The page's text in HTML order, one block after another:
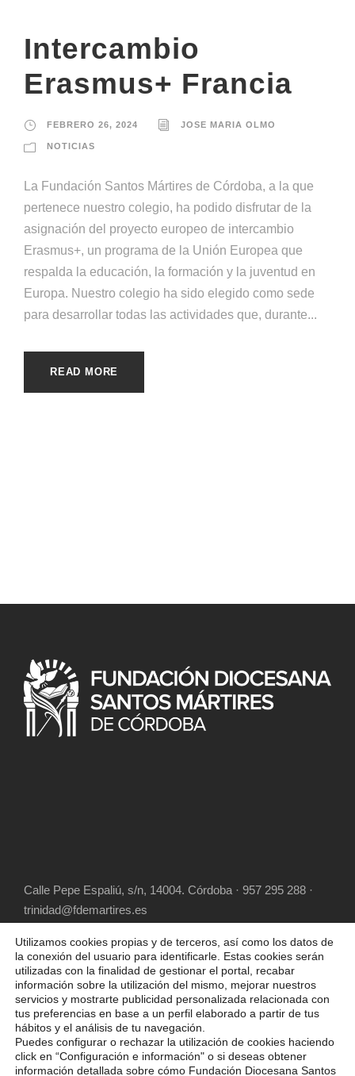
Intercambio
Erasmus+ Francia
FEBRERO 26, 2024 JOSE MARIA OLMO
NOTICIAS
La Fundación Santos Mártires de Córdoba, a la que
pertenece nuestro colegio, ha podido disfrutar de la
asignación del proyecto europeo de intercambio
Erasmus+, un programa de la Unión Europea que
respalda la educación, la formación y la juventud en
Europa. Nuestro colegio ha sido elegido como sede
para desarrollar todas las actividades que, durante...
READ MORE
Calle Pepe Espaliú, s/n, 14004. Córdoba · 957 295 288 ·
trinidad@fdemartires.es
COPYRIGHT 2025 FUNDACIÓN DIOCESANA
SANTOS MÁRTIRES, ALL RIGHT RESERVED
Utilizamos cookies propias y de terceros, así como los datos de
la conexión del usuario para identificarle. Estas cookies serán
utilizadas con la finalidad de gestionar el portal, recabar
información sobre la utilización del mismo, mejorar nuestros
servicios y mostrarte publicidad personalizada relacionada con
tus preferencias en base a un perfil elaborado a partir de tus
hábitos y el análisis de tu navegación.
Puedes configurar o rechazar la utilización de cookies haciendo
click en “Configuración e información" o si deseas obtener
información detallada sobre cómo Fundación Diocesana Santos